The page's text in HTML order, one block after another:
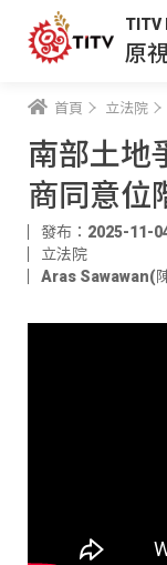
TITV
原
首頁 立法院
南部土地
商同意位
發布：2025-11-
立法院
Aras Sawawan(